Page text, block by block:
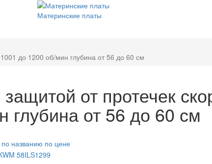
Материнские платы
до 1200 об/мин глубина от 56 до 60 см
от протечек
глубина от 56 до 60 см
по названию по цене